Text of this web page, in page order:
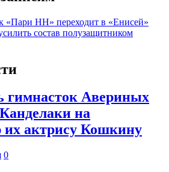
«Пари НН» переходит в «Енисей»
состав полузащитником
гимнасток Авериных
на
актрису Кошкину
0